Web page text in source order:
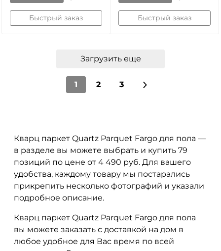
Быстрый заказ Быстрый заказ
Загрузить еще
1 2 3
Кварц паркет Quartz Parquet Fargo для пола —
в разделе вы можете выбрать и купить 79
позиций по цене от 4 490 руб. Для вашего
удобства, каждому товару мы постарались
прикрепить несколько фотографий и указали
подробное описание.
Кварц паркет Quartz Parquet Fargo для пола
вы можете заказать с доставкой на дом в
любое удобное для Вас время по всей